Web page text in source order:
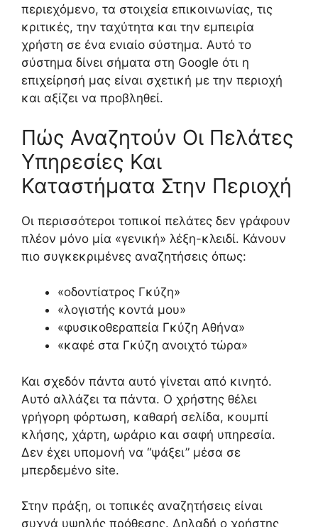
περιεχόμενο, τα στοιχεία επικοινωνίας, τις
κριτικές, την ταχύτητα και την εμπειρία
χρήστη σε ένα ενιαίο σύστημα. Αυτό το
σύστημα δίνει σήματα στη Google ότι η
επιχείρησή μας είναι σχετική με την περιοχή
και αξίζει να προβληθεί.
Πώς Αναζητούν Οι Πελάτες
Υπηρεσίες Και
Καταστήματα Στην Περιοχή
Οι περισσότεροι τοπικοί πελάτες δεν γράφουν
πλέον μόνο μία «γενική» λέξη-κλειδί. Κάνουν
πιο συγκεκριμένες αναζητήσεις όπως:
«οδοντίατρος Γκύζη»
«λογιστής κοντά μου»
«φυσικοθεραπεία Γκύζη Αθήνα»
«καφέ στα Γκύζη ανοιχτό τώρα»
Και σχεδόν πάντα αυτό γίνεται από κινητό.
Αυτό αλλάζει τα πάντα. Ο χρήστης θέλει
γρήγορη φόρτωση, καθαρή σελίδα, κουμπί
κλήσης, χάρτη, ωράριο και σαφή υπηρεσία.
Δεν έχει υπομονή να “ψάξει” μέσα σε
μπερδεμένο site.
Στην πράξη, οι τοπικές αναζητήσεις είναι
συχνά υψηλής πρόθεσης. Δηλαδή ο χρήστης